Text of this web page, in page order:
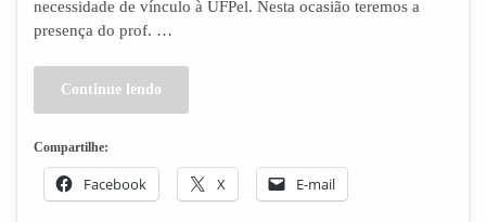
necessidade de vínculo à UFPel. Nesta ocasião teremos a
presença do prof. …
Continue lendo
Compartilhe:
Facebook X E-mail